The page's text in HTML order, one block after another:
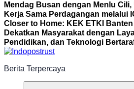
Mendag Busan dengan Menlu
Kerja Sama Perdagangan melalui
Closer to Home: KEK ETKI Banten
Dekatkan Masyarakat dengan
Pendidikan, dan Teknologi
Berita Terpercaya